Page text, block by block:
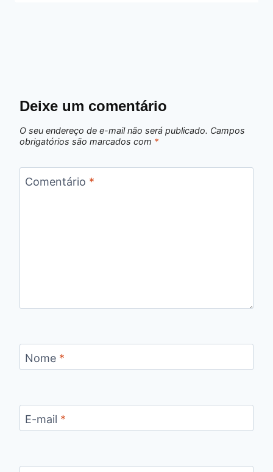
Deixe um comentário
O seu endereço de e-mail não será publicado. Campos
obrigatórios são marcados com *
Comentário *
Nome *
E-mail *